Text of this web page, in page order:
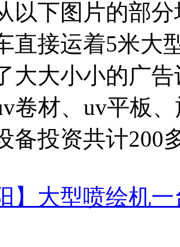
以下图片的部
直接运着5米大
大大小小的广
卷材、uv平板
备投资共计200
】大型喷绘机